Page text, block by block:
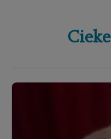
Cieke